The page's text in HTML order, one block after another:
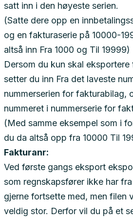
satt inn i den høyeste serien.
(Satte dere opp en
og en fakturaserie på 10000-
altså inn Fra 1000 og Til 19999)
Dersom du kun skal
setter du inn Fra det laveste
nummerserien for fakturabilag,
nummeret i nummerserie for
(Med samme eksempel som i
du da altså opp fra 10000 Til
Fakturanr:
Ved første gangs eksport
som regnskapsfører ikke har
gjerne fortsette med, men filen
veldig stor. Derfor vil du på et